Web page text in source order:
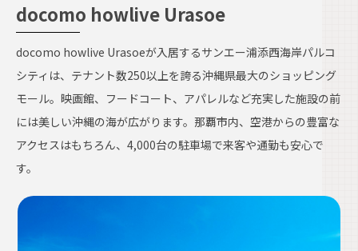
docomo howlive Urasoe
docomo howlive Urasoeが入居するサンエー浦添西海岸パルコ
シティは、テナント数250以上を誇る沖縄県最大のショッピング
モール。映画館、フードコート、アパレルなど充実した施設の前
には美しい沖縄の海が広がります。那覇市内、空港からの豊富な
アクセスはもちろん、4,000台の駐車場で来客や通勤も安心で
す。